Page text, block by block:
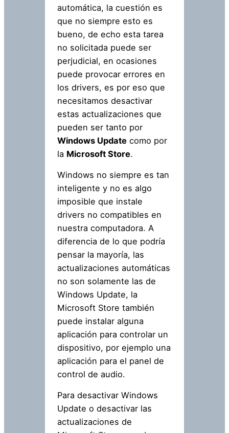
automática, la cuestión es
que no siempre esto es
bueno, de echo esta tarea
no solicitada puede ser
perjudicial, en ocasiones
puede provocar errores en
los drivers, es por eso que
necesitamos desactivar
estas actualizaciones que
pueden ser tanto por
Windows Update como por
la Microsoft Store.
Windows no siempre es tan
inteligente y no es algo
imposible que instale
drivers no compatibles en
nuestra computadora. A
diferencia de lo que podría
pensar la mayoría, las
actualizaciones automáticas
no son solamente las de
Windows Update, la
Microsoft Store también
puede instalar alguna
aplicación para controlar un
dispositivo, por ejemplo una
aplicación para el panel de
control de audio.
Para desactivar Windows
Update o desactivar las
actualizaciones de